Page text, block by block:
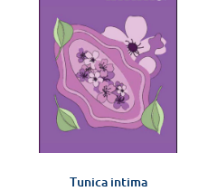
Tunica intima